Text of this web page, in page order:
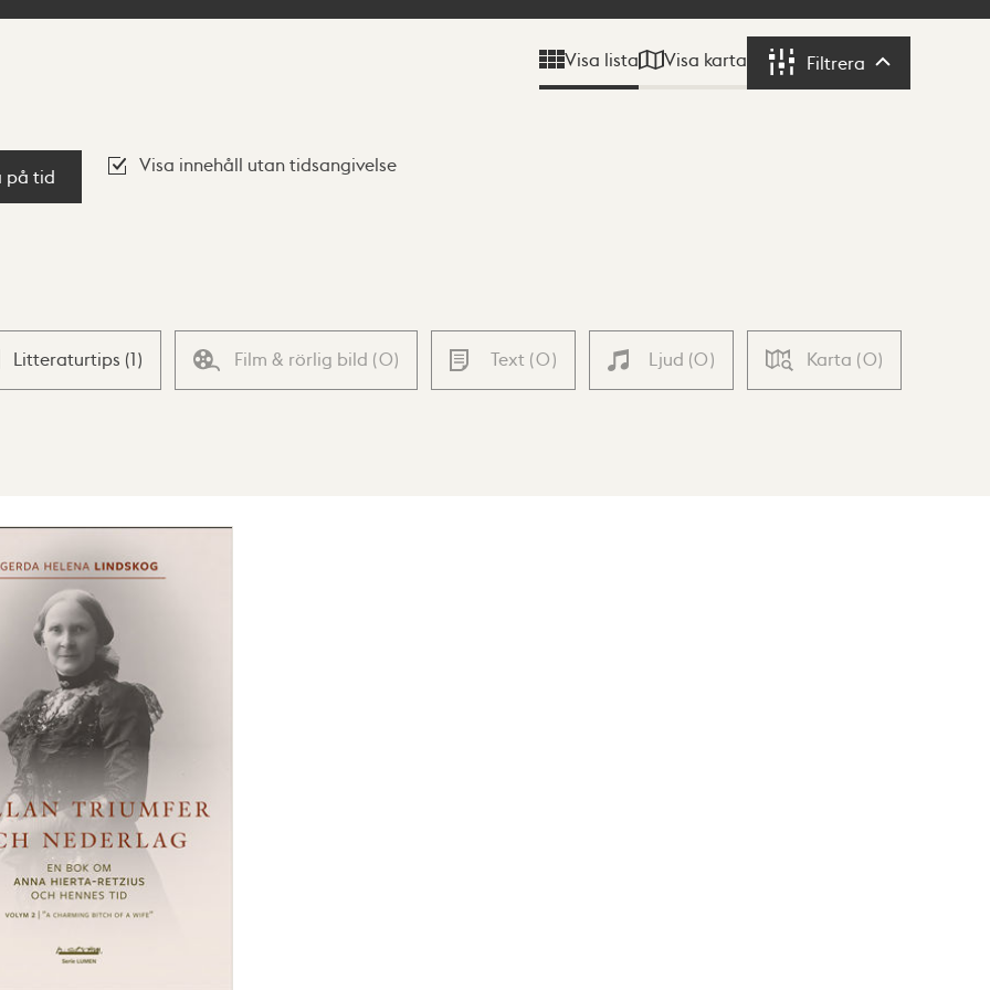
Visa lista Visa karta Filtrera Filtrera
på tid
Visa innehåll utan tidsangivelse
Litteraturtips (1) Film & rörlig bild (0) Text (0) Ljud (0) Karta (0)